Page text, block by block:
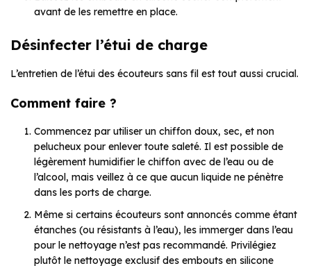
avant de les remettre en place.
Désinfecter l’étui de charge
L’entretien de l’étui des écouteurs sans fil est tout aussi crucial.
Comment faire ?
Commencez par utiliser un chiffon doux, sec, et non
pelucheux pour enlever toute saleté. Il est possible de
légèrement humidifier le chiffon avec de l’eau ou de
l’alcool, mais veillez à ce que aucun liquide ne pénètre
dans les ports de charge.
Même si certains écouteurs sont annoncés comme étant
étanches (ou résistants à l’eau), les immerger dans l’eau
pour le nettoyage n’est pas recommandé. Privilégiez
plutôt le nettoyage exclusif des embouts en silicone